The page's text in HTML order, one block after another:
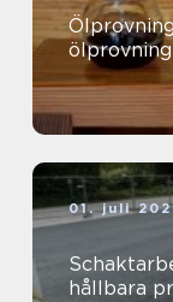
01. juli
Schaktarbete
hållbara